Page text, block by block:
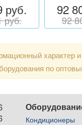
руб.
руб.
92
92
по
Кондиционеры